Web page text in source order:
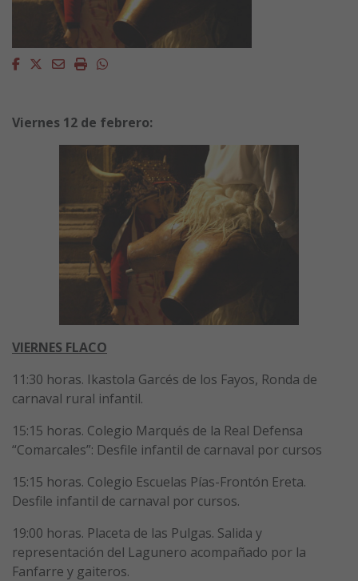
Facebook
Twitter
EmailImprimirWhatsapp
Viernes 12 de febrero:
VIERNES FLACO
11:30 horas. Ikastola Garcés de los Fayos, Ronda de
carnaval rural infantil.
15:15 horas. Colegio Marqués de la Real Defensa
“Comarcales”: Desfile infantil de carnaval por cursos
15:15 horas. Colegio Escuelas Pías-Frontón Ereta.
Desfile infantil de carnaval por cursos.
19:00 horas. Placeta de las Pulgas. Salida y
representación del Lagunero acompañado por la
Fanfarre y gaiteros.